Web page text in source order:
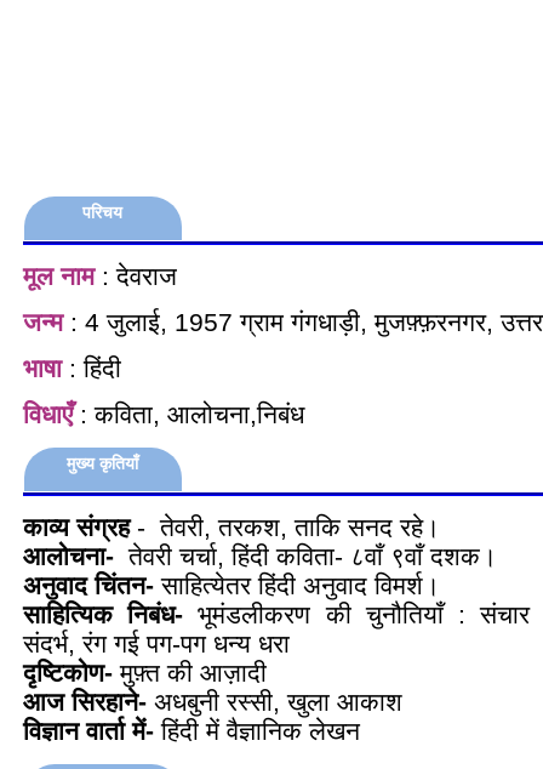
परिचय
मूल नाम: देवराज
जन्म: 4 जुलाई, 1957 ग्राम गंगधाड़ी, मुजफ़्फ़रनगर,
भाषा: हिंदी
विधाएँ: कविता, आलोचना,निबंध
मुख्य कृतियाँ
काव्य संग्रह - तेवरी, तरकश, ताकि सनद रहे।
आलोचना-तेवरी चर्चा, हिंदी कविता- ८वाँ ९वाँ दशक।
अनुवाद चिंतन-साहित्येतर हिंदी अनुवाद विमर्श।
साहित्यिक निबंध-भूमंडलीकरण की चुनौतियाँ : संचार
संदर्भ, रंग गई पग-पग धन्य धरा
दृष्टिकोण-मुफ़्त की आज़ादी
आज सिरहाने- अधबुनी रस्सी, खुला आकाश
विज्ञान वार्ता में-हिंदी में वैज्ञानिक लेखन